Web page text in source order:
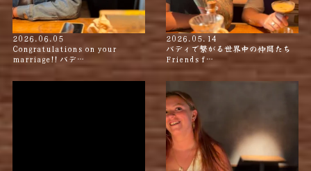
2026.06.05
Congratulations on your
marriage!! バデ…
2026.05.14
バディで繋がる世界中の仲間たち
Friends f…